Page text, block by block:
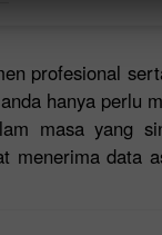
profesional
hanya perlu
masa yang
menerima data